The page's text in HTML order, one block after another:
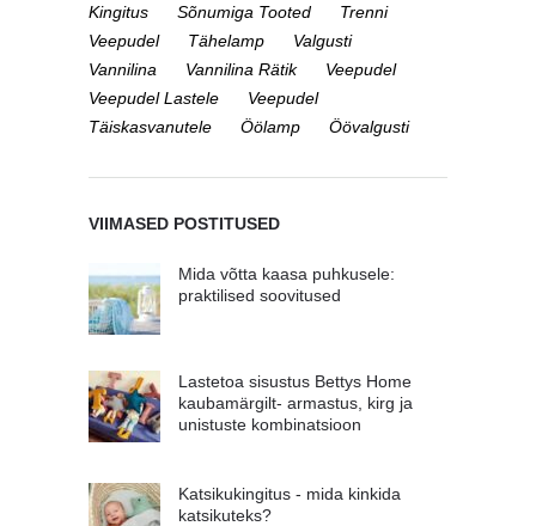
Kingitus
Sõnumiga Tooted
Trenni
Veepudel
Tähelamp
Valgusti
Vannilina
Vannilina Rätik
Veepudel
Veepudel Lastele
Veepudel
Täiskasvanutele
Öölamp Öövalgusti
VIIMASED POSTITUSED
Mida võtta kaasa puhkusele:
praktilised soovitused
Lastetoa sisustus Bettys Home
kaubamärgilt- armastus, kirg ja
unistuste kombinatsioon
Katsikukingitus - mida kinkida
katsikuteks?